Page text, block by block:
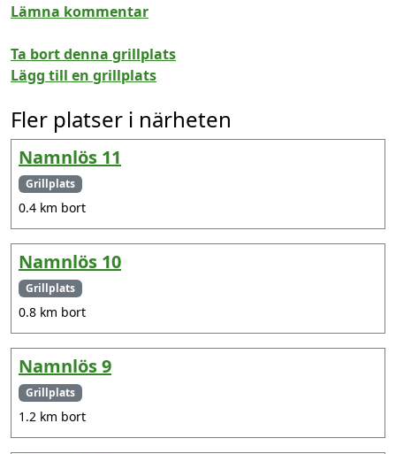
Lämna kommentar
Ta bort denna grillplats
Lägg till en grillplats
Fler platser i närheten
Namnlös 11
Grillplats
0.4 km bort
Namnlös 10
Grillplats
0.8 km bort
Namnlös 9
Grillplats
1.2 km bort